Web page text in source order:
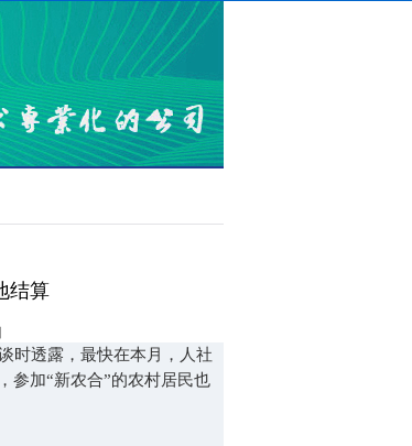
结算
时透露，最快在本月，人社
参加“新农合”的农村居民也